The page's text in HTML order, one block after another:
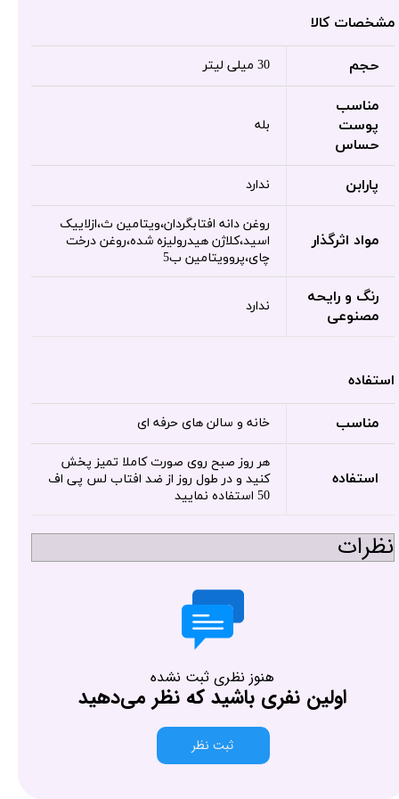
مشخصات کالا
حجم 30 میلی لیتر
مناسب
پوست
حساس
بله
پارابن ندارد
مواد اثرگذار
روغن دانه افتابگردان،ویتامین ث،ازلاییک
اسید،کلاژن هیدرولیزه شده،روغن درخت
چای،پروویتامین ب5
رنگ و رایحه
مصنوعی
ندارد
استفاده
مناسب خانه و سالن های حرفه ای
استفاده
هر روز صبح روی صورت کاملا تمیز پخش
کنید و در طول روز از ضد افتاب لس پی اف
50 استفاده نمایید
نظرات
هنوز نظری ثبت نشده
اولین نفری باشید که نظر می‌دهید
ثبت نظر